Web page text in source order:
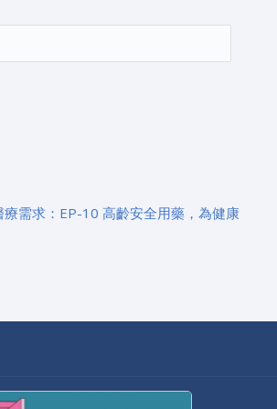
療需求：EP-10 高齡安全用藥，為健康